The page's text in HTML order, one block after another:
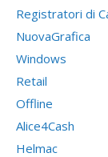
Registratori di
NuovaGrafica
Windows
Retail
Offline
Alice4Cash
Helmac